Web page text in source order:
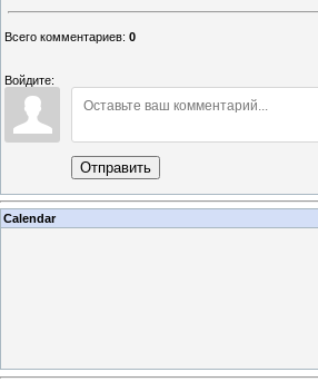
Всего комментариев: 0
Войдите:
Отправить
Calendar